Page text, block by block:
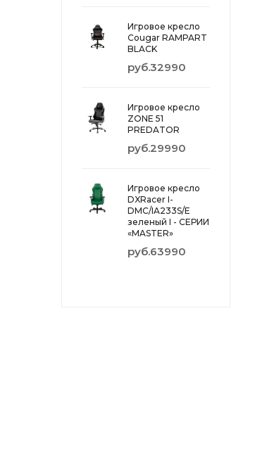
Игровое кресло
Cougar RAMPART
BLACK
руб.32990
Игровое кресло
ZONE 51
PREDATOR
руб.29990
Игровое кресло
DXRacer I-
DMC/IA233S/E
зеленый I - СЕРИИ
«MASTER»
руб.63990